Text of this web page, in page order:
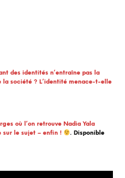
des identités n’entraîne pas la
société ? L’identité menace-t-elle
où l’on retrouve Nadia Yala
sur le sujet – enfin !
. Disponible